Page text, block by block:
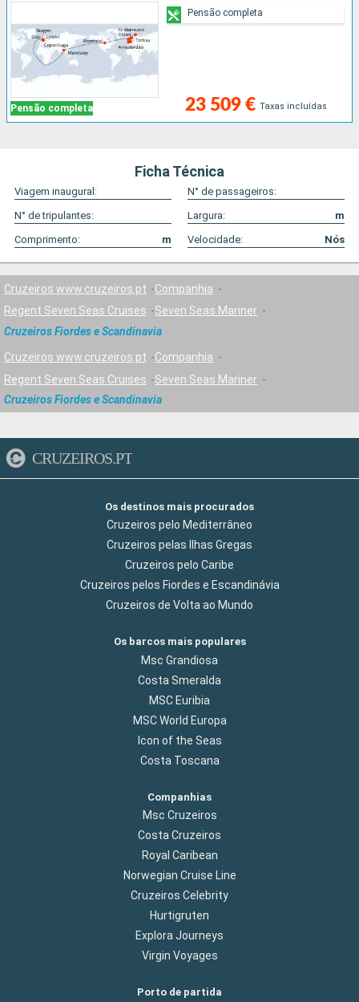
Pensão completa 23 509 € Taxas incluídas
Pensão completa
Ficha Técnica
Viagem inaugural:
N° de passageiros:
N° de tripulantes:
Largura:
m
Comprimento:
m Velocidade: Nós
Cruzeiros www.cruzeiros.pt
Companhia
Regent Seven Seas Cruises
Seven Seas Mariner
Cruzeiros Fiordes e Scandinavia
Cruzeiros www.cruzeiros.pt
Companhia
Regent Seven Seas Cruises
Seven Seas Mariner
Cruzeiros Fiordes e Scandinavia
CRUZEIROS.PT
Os destinos mais procurados
Cruzeiros pelo Mediterrâneo
Cruzeiros pelas Ilhas Gregas
Cruzeiros pelo Caribe
Cruzeiros pelos Fiordes e Escandinávia
Cruzeiros de Volta ao Mundo
Os barcos mais populares
Msc Grandiosa
Costa Smeralda
MSC Euribia
MSC World Europa
Icon of the Seas
Costa Toscana
Companhias
Msc Cruzeiros
Costa Cruzeiros
Royal Caribean
Norwegian Cruise Line
Cruzeiros Celebrity
Hurtigruten
Explora Journeys
Virgin Voyages
Porto de partida